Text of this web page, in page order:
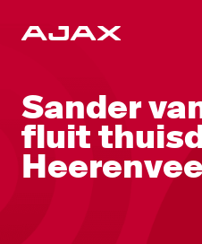
Sander
fluit